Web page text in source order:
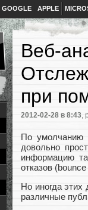
GOOGLE APPLE
Веб-
при
2012-02-28 в 8:43,
По умолчанию
довольно
информацию
отказов
Но иногда этих
различные